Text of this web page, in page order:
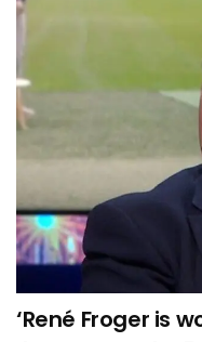
‘René Froger is